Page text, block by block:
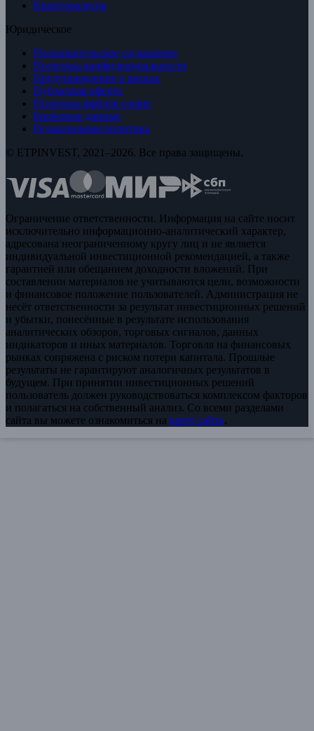
Криптовалюты
Юридическое
Пользовательское соглашение
Политика конфиденциальности
Предупреждение о рисках
Публичная оферта
Политика файлов cookie
Биржевые данные
Редакционная политика
© ETPINVEST, 2021–2026. Все права защищены.
Ограничение ответственности. Информация на сайте носит
исключительно информационно-аналитический характер,
адресована неограниченному кругу лиц и не является
индивидуальной инвестиционной рекомендацией, а также
гарантией или обещанием доходности вложений. При
составлении материалов не учитываются цели, возможности
и финансовое положение пользователей. Администрация не
несёт ответственности за результат инвестиционных решений
и убытки, понесённые в результате использования
аналитических обзоров, торговых сигналов, данных
индикаторов и иных материалов. Торговля на финансовых
рынках сопряжена с риском потери капитала. Прошлые
результаты не гарантируют аналогичных результатов в
будущем. При принятии инвестиционных решений
пользователь должен руководствоваться комплексом факторов
и полагаться на собственный анализ. Со всеми разделами
сайта вы можете ознакомиться на карте сайта.